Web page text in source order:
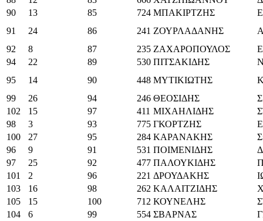
90
13 85 724 ΜΠΑΚΙΡΤΖΗΣ
91
24 86 241 ΖΟΥΡΛΑΔΑΝΗΣ
92
8 87 235 ΖΑΧΑΡΟΠΟΥΛΟΣ
94
22 89 530 ΠΙΤΣΑΚΙΔΗΣ
95
14 90 448 ΜΥΤΙΚΙΩΤΗΣ
99
26 94 246 ΘΕΟΣΙΔΗΣ
102
15 97 411 ΜΙΧΑΗΛΙΔΗΣ
98
3 93 775 ΓΚΟΡΤΖΗΣ
100
27 95 284 ΚΑΡΑΝΑΚΗΣ
96
9 91 531 ΠΟΙΜΕΝΙΔΗΣ
97
25 92 477 ΠΑΛΟΥΚΙΔΗΣ
101
2 96 221 ΔΡΟΥΔΑΚΗΣ
103
16 98 262 ΚΑΛΑΙΤΖΙΔΗΣ
105
15 100 712 ΚΟΥΝΕΛΗΣ
104
6 99 554 ΣΒΑΡΝΑΣ